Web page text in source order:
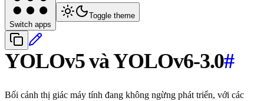
Switch apps
Toggle theme
YOLOv5 và YOLOv6-3.0#
Bối cảnh thị giác máy tính đang không ngừng phát triển, với các